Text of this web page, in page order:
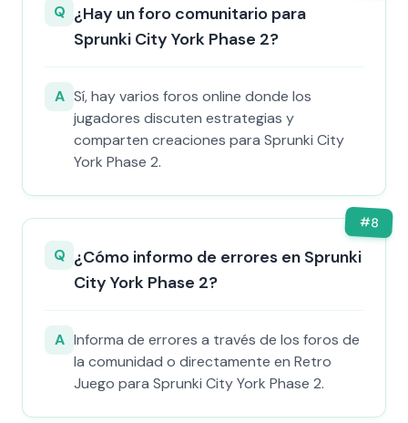
Q ¿Hay un foro comunitario para
Sprunki City York Phase 2?
A Sí, hay varios foros online donde los
jugadores discuten estrategias y
comparten creaciones para Sprunki City
York Phase 2.
#8
Q ¿Cómo informo de errores en Sprunki
City York Phase 2?
A Informa de errores a través de los foros de
la comunidad o directamente en Retro
Juego para Sprunki City York Phase 2.